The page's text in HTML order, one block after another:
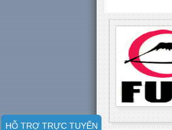
HỖ TRỢ TRỰC TUYẾN